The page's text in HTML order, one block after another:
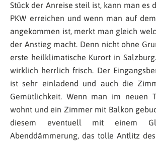
Stück der Anreise steil ist, kann man es
PKW erreichen und wenn man auf
angekommen ist, merkt man gleich
der Anstieg macht. Denn nicht ohne
erste heilklimatische Kurort in
wirklich herrlich frisch. Der
ist sehr einladend und auch die
Gemütlichkeit. Wenn man im neuen
wohnt und ein Zimmer mit Balkon
diesem eventuell mit einem
Abenddämmerung, das tolle Antlitz